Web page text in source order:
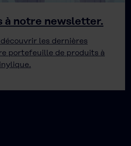
à notre newsletter.
les dernières
portefeuille de produits à